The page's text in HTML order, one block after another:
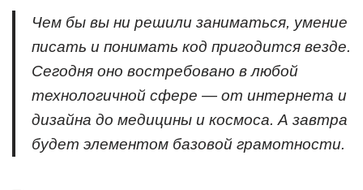
Чем бы вы ни решили заниматься, умение
писать и понимать код пригодится везде.
Сегодня оно востребовано в любой
технологичной сфере — от интернета и
дизайна до медицины и космоса. А завтра
будет элементом базовой грамотности.